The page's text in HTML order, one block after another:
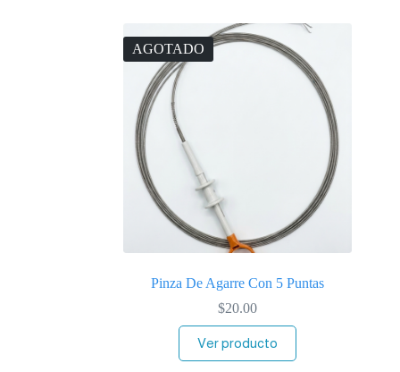
AGOTADO
Pinza De Agarre Con 5 Puntas
$20.00
Ver producto